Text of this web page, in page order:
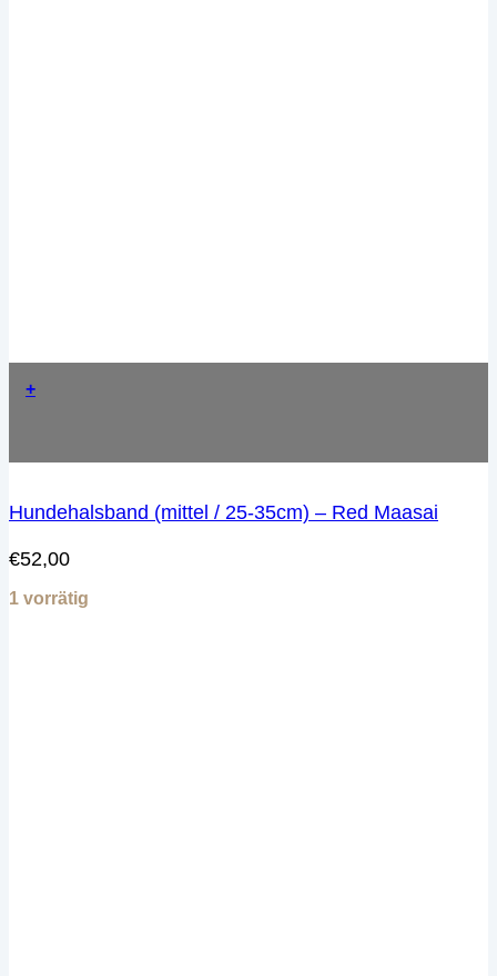
+
Hundehalsband (mittel / 25-35cm) – Red Maasai
€52,00
1 vorrätig